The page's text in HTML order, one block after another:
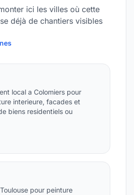
ici les villes où cette
déjà de chantiers visibles
local a Colomiers pour
interieure, facades et
biens residentiels ou
pour peinture